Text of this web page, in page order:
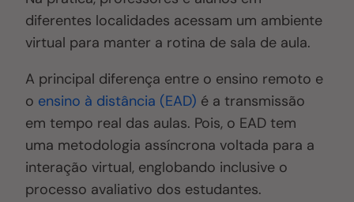
diferentes localidades acessam um ambiente
virtual para manter a rotina de sala de aula.
A principal diferença entre o ensino remoto e
o ensino à distância (EAD) é a transmissão
em tempo real das aulas. Pois, o EAD tem
uma metodologia assíncrona voltada para a
interação virtual, englobando inclusive o
processo avaliativo dos estudantes.